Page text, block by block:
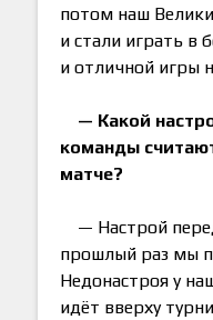
потом наш
и стали играть в
и отличной игры
— Какой
команды
матче?
— Настрой
прошлый раз мы
Недонастроя у
идёт вверху